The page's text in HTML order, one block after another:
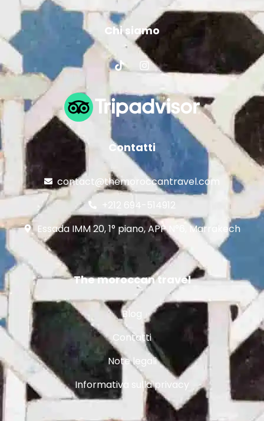
Chi siamo
Contatti
contact@themoroccantravel.com
+212 694-514912
Essada IMM 20, 1° piano, APP N°6, Marrakech
The moroccan travel
Blog
Contatti
Note legali
Informativa sulla privacy